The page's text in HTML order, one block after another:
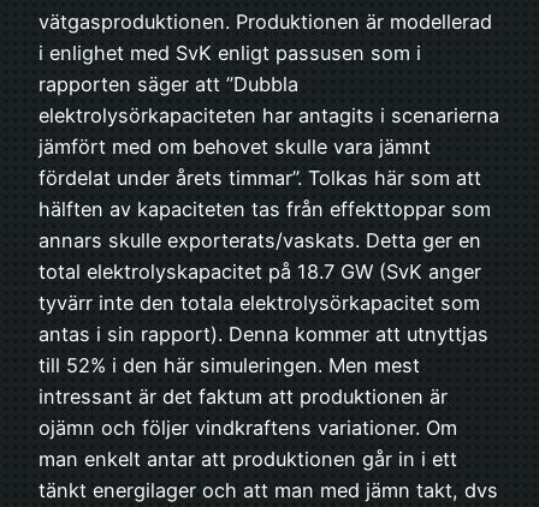
vätgasproduktionen. Produktionen är modellerad
i enlighet med SvK enligt passusen som i
rapporten säger att ”Dubbla
elektrolysörkapaciteten har antagits i scenarierna
jämfört med om behovet skulle vara jämnt
fördelat under årets timmar”. Tolkas här som att
hälften av kapaciteten tas från effekttoppar som
annars skulle exporterats/vaskats. Detta ger en
total elektrolyskapacitet på 18.7 GW (SvK anger
tyvärr inte den totala elektrolysörkapacitet som
antas i sin rapport). Denna kommer att utnyttjas
till 52% i den här simuleringen. Men mest
intressant är det faktum att produktionen är
ojämn och följer vindkraftens variationer. Om
man enkelt antar att produktionen går in i ett
tänkt energilager och att man med jämn takt, dvs